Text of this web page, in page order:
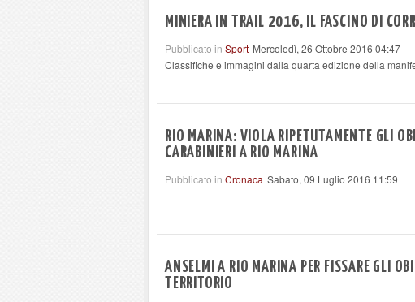
MINIERA IN TRAIL 2016, IL FASCINO DI
Pubblicato in Sport Mercoledì, 26 Ottobre 2016 04:47
Classifiche e immagini dalla quarta edizione della
RIO MARINA: VIOLA RIPETUTAMENTE GLI
CARABINIERI A RIO MARINA
Pubblicato in Cronaca Sabato, 09 Luglio 2016 11:59
ANSELMI A RIO MARINA PER FISSARE GLI
TERRITORIO